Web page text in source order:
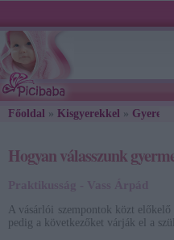
Főoldal » Kisgyerekkel »
Hogyan válasszunk
A vásárlói szempontok közt előkelő
pedig a következőket várják el a